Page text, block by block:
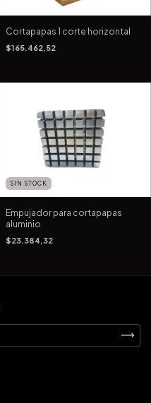
Cortapapas 1 corte horizontal
$165.462,52
SIN STOCK
Empujador para cortapapas
aluminio
$23.384,32